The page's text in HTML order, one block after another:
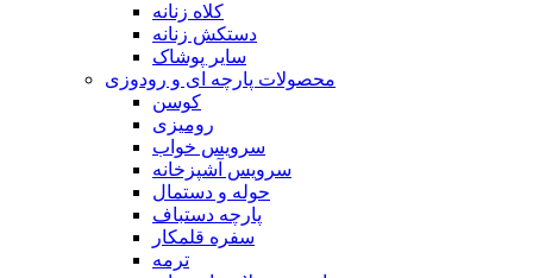
کلاه زنانه
دستکش زنانه
سایر پوشاک
محصولات پارچه ای و رودوزی
کوسن
رومیزی
سرویس خواب
سرویس آشپزخانه
حوله و دستمال
پارچه دستباف
سفره قلمکار
ترمه